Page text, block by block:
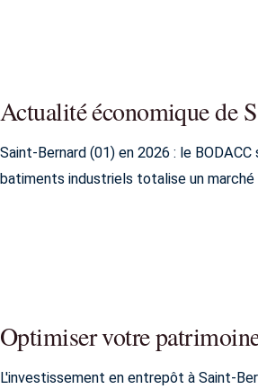
Actualité économique de
Saint-Bernard (01) en 2026 : le
batiments industriels totalise un
Optimiser votre
L'investissement en entrepôt à Saint-